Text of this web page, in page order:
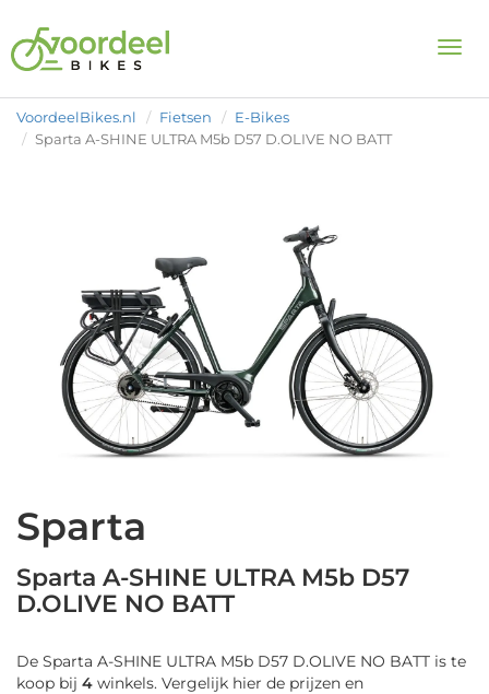
VoordeelBikes.nl Fietsen
E-Bikes
Sparta A-SHINE ULTRA M5b D57 D.OLIVE NO BATT
Sparta
Sparta A-SHINE ULTRA M5b D57
D.OLIVE NO BATT
De Sparta A-SHINE ULTRA M5b D57 D.OLIVE NO BATT is te
koop bij 4 winkels. Vergelijk hier de prijzen en